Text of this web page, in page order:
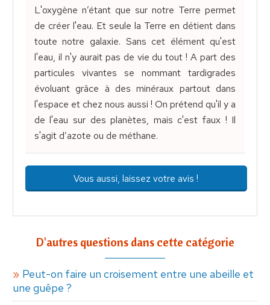
L'oxygène n’étant que sur notre Terre permet
de créer l'eau. Et seule la Terre en détient dans
toute notre galaxie. Sans cet élément qu'est
l'eau, il n'y aurait pas de vie du tout ! A part des
particules vivantes se nommant tardigrades
évoluant grâce à des minéraux partout dans
l'espace et chez nous aussi ! On prétend qu'il y a
de l'eau sur des planètes, mais c'est faux ! Il
s'agit d’azote ou de méthane.
Vous aussi, laissez votre avis !
D'autres questions dans cette catégorie
Peut-on faire un croisement entre une abeille et
une guêpe ?